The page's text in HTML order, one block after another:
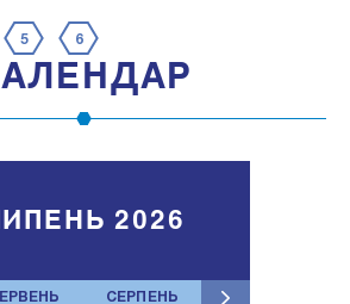
5 6
СЕРПЕНЬ
2026